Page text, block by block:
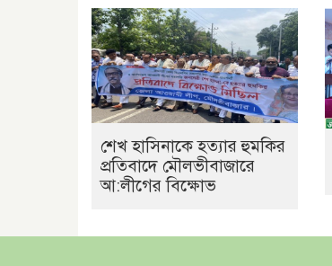
শেখ হাসিনাকে হত্যার হুমকির
প্রতিবাদে মৌলভীবাজারে
আ:লীগের বিক্ষোভ